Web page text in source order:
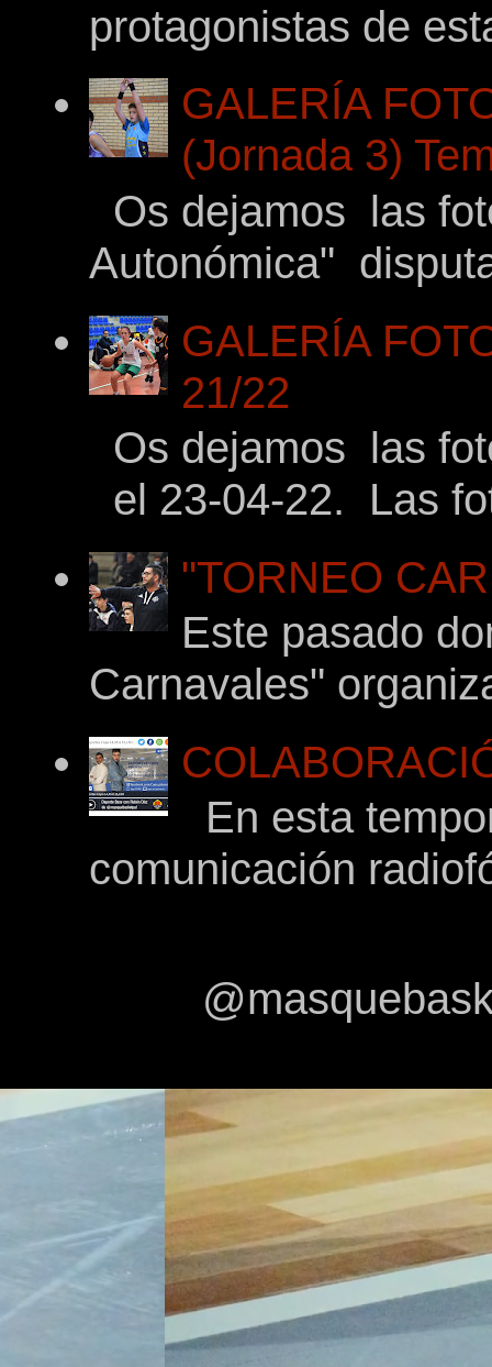
protagonistas de
GALERÍA
(Jornada 3)
Os dejamos las
Autonómica"
GALERÍA
21/22
Os dejamos las
el 23-04-22. Las
"TORNEO
Este pasado
Carnavales"
En esta
comunicación